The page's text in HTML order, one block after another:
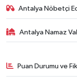
Antalya Nöbetçi
Antalya Namaz
Puan Durumu ve